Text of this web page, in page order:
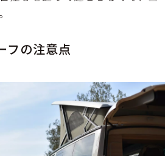
フの注意点